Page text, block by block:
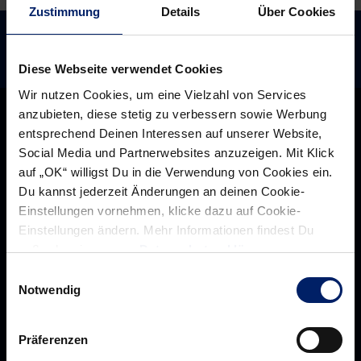
Zustimmung Details Über Cookies
Diese Webseite verwendet Cookies
Wir nutzen Cookies, um eine Vielzahl von Services
anzubieten, diese stetig zu verbessern sowie Werbung
entsprechend Deinen Interessen auf unserer Website,
Social Media und Partnerwebsites anzuzeigen. Mit Klick
auf „OK“ willigst Du in die Verwendung von Cookies ein.
Du kannst jederzeit Änderungen an deinen Cookie-
Einstellungen vornehmen, klicke dazu auf Cookie-
Einstellungen ändern. Mehr Informationen findest Du
außerdem in unsererDatenschutzerklärung.
Notwendig
Präferenzen